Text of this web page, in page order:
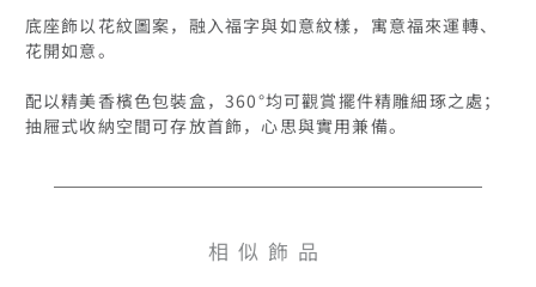
底座飾以花紋圖案，融入福字與如意紋樣，寓意福來運轉、
花開如意。
配以精美香檳色包裝盒，360°均可觀賞擺件精雕細琢之處；
抽屜式收納空間可存放首飾，心思與實用兼備。
相似飾品